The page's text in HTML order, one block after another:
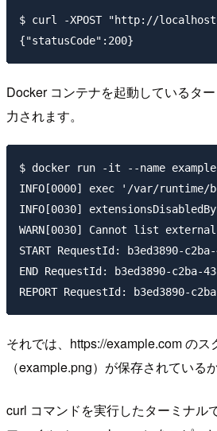
$ curl -XPOST "http://
Docker コンテナを起動しているタ
力されます。
$ docker run -it --name example
INFO[0000] exec '/var/
INFO[0030]
WARN[0030] Cannot list
START RequestId: b3ed3890-
END RequestId: b3ed3890-c2ba-
それでは、https://example.com のス
（example.png）が保存されている
curl コマンドを実行したターミナル